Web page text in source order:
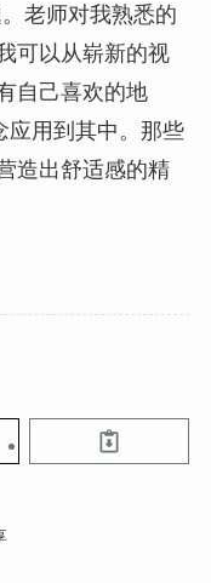
老师对我熟悉的
可以从崭新的视
自己喜欢的地
应用到其中。那些
造出舒适感的精